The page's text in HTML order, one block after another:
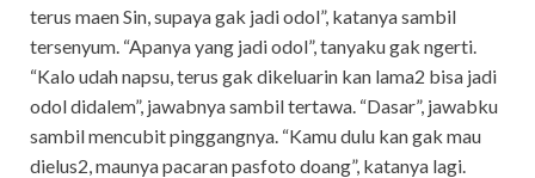
terus maen Sin, supaya gak jadi odol”, katanya sambil
tersenyum. “Apanya yang jadi odol”, tanyaku gak ngerti.
“Kalo udah napsu, terus gak dikeluarin kan lama2 bisa jadi
odol didalem”, jawabnya sambil tertawa. “Dasar”, jawabku
sambil mencubit pinggangnya. “Kamu dulu kan gak mau
dielus2, maunya pacaran pasfoto doang”, katanya lagi.